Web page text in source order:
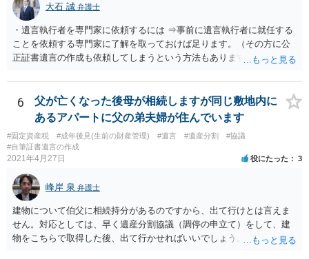
大石 誠 弁護士
・遺言執行者を専門家に依頼するには ⇒事前に遺言執行者に就任する
ことを依頼する専門家に了解を取っておけば足ります。（その方に公
正証書遺言の作成も依頼してしまうという方法もあります） 事前に了
ません。 遺言執行者に就任し、遺言執行が完了したときの報酬だけ、
弁護士費用としてかかります。 ・亡くなった際に、法務局に預けた自
筆証書遺言の存在を親族がなかったものにされる可能性 ⇒自筆の遺言
書を法務局に保管した場合、死亡後、法務局に遺言書の有無を照会す
ることになりますので、「法務局に預けた自筆証書遺言の存在を親族
がなかったもの」にすることはできません。 存在をなかったものにす
がありえますが、その予防方法は、遺言者と面談してみないと判断が
難しいです。
6
父が亡くなった後母が相続しますが同じ敷地内に
あるアパートに父の弟夫婦が住んでいます
#固定資産税 #成年後見(生前の財産管理) #遺言 #遺産分割
#協議
#自筆証書遺言の作成
2021年4月27日 役にたった 3
峰岸 泉 弁護士
建物について伯父に相続持分があるのですから、出て行けとは言えま
せん。対応としては、早く遺産分割協議（調停の申立て）をして、建
物をこちらで取得した後、出て行かせればいいでしょう。 建物の固定